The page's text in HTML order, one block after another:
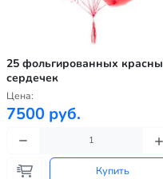
25 фольгированных
сердечек
Цена:
7500 руб.
Купить